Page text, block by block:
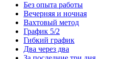
Без опыта работы
Вечерняя и ночная
Вахтовый метод
График 5/2
Гибкий график
Два через два